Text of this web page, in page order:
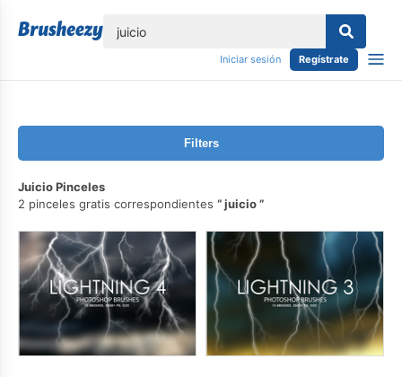
Iniciar sesión Regístrate
Filters
Juicio Pinceles
2 pinceles gratis correspondientes
juicio